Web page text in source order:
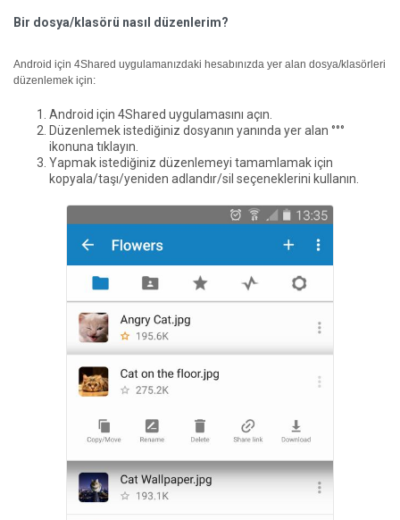
Bir dosya/klasörü nasıl düzenlerim?
Android için 4Shared uygulamanızdaki hesabınızda yer alan dosya/klasörleri
düzenlemek için:
Android için 4Shared uygulamasını açın.
Düzenlemek istediğiniz dosyanın yanında yer alan °°°
ikonuna tıklayın.
Yapmak istediğiniz düzenlemeyi tamamlamak için
kopyala/taşı/yeniden adlandır/sil seçeneklerini kullanın.